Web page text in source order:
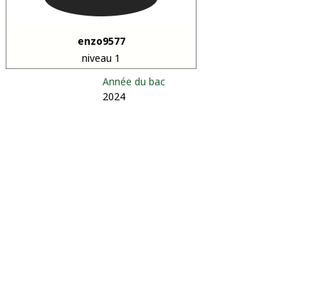
enzo9577
niveau 1
Année du bac
2024